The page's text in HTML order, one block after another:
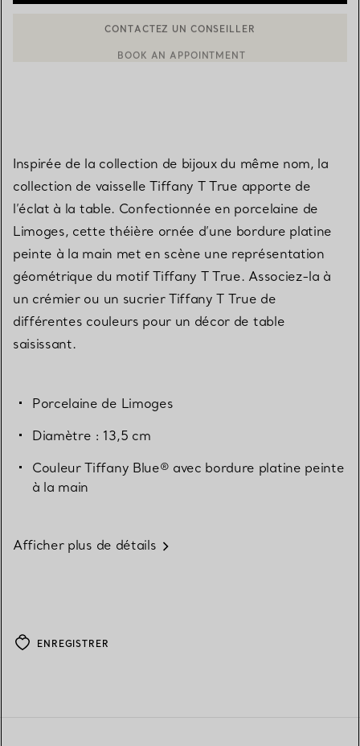
Inspirée de la collection de bijoux du même nom, la
collection de vaisselle Tiffany T True apporte de
l’éclat à la table. Confectionnée en porcelaine de
Limoges, cette théière ornée d’une bordure platine
peinte à la main met en scène une représentation
géométrique du motif Tiffany T True. Associez-la à
un crémier ou un sucrier Tiffany T True de
différentes couleurs pour un décor de table
saisissant.
Porcelaine de Limoges
Diamètre : 13,5 cm
Couleur Tiffany Blue® avec bordure platine peinte
à la main
Afficher plus de détails
ENREGISTRER